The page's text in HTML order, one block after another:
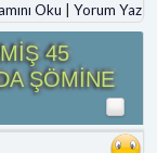
Oku
Yorum Yaz
45
ŞÖMİNE